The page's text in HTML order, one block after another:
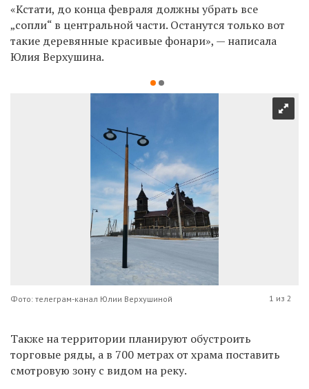
«Кстати, до конца февраля должны убрать все
„сопли“ в центральной части. Останутся только вот
такие деревянные красивые фонари», — написала
Юлия Верхушина.
Фото: телеграм-канал Юлии Верхушиной 1 из 2
Также на территории планируют обустроить
торговые ряды, а в 700 метрах от храма поставить
смотровую зону с видом на реку.